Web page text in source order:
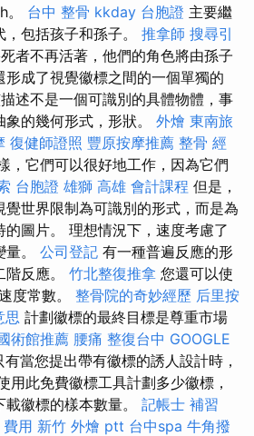
。 台中 整骨 kkday 台胞證 主要繼
包括孩子和孫子。 推拿師 搜尋引
者不再活著，他們的角色將由孫子
成了視覺徽標之間的一個單獨的
述不是一個可識別的具體物體，事
的幾何形式，形狀。 外燴 東南旅
復健師證照 豐原按摩推薦 整骨 經
，它們可以很好地工作，因為它們
台胞證 雄獅 高雄 會計課程 但是，
世界限制為可識別的形式，而是為
圖片。 理想情況下，速度考慮了
。 公司登記 有一種普遍反應的形
反應。 竹北整復推拿 您還可以使
度常數。 整骨院的奇妙經歷 后里按
思 計劃徽標的最終目標是尊重市場
術館推薦 腰痛 整復台中 GOOGLE
有當您提出帶有徽標的誘人設計時，
用此免費徽標工具計劃多少徽標，
徽標的樣本數量。 記帳士 補習
用 新竹 外燴 ptt 台中spa 牛角撥